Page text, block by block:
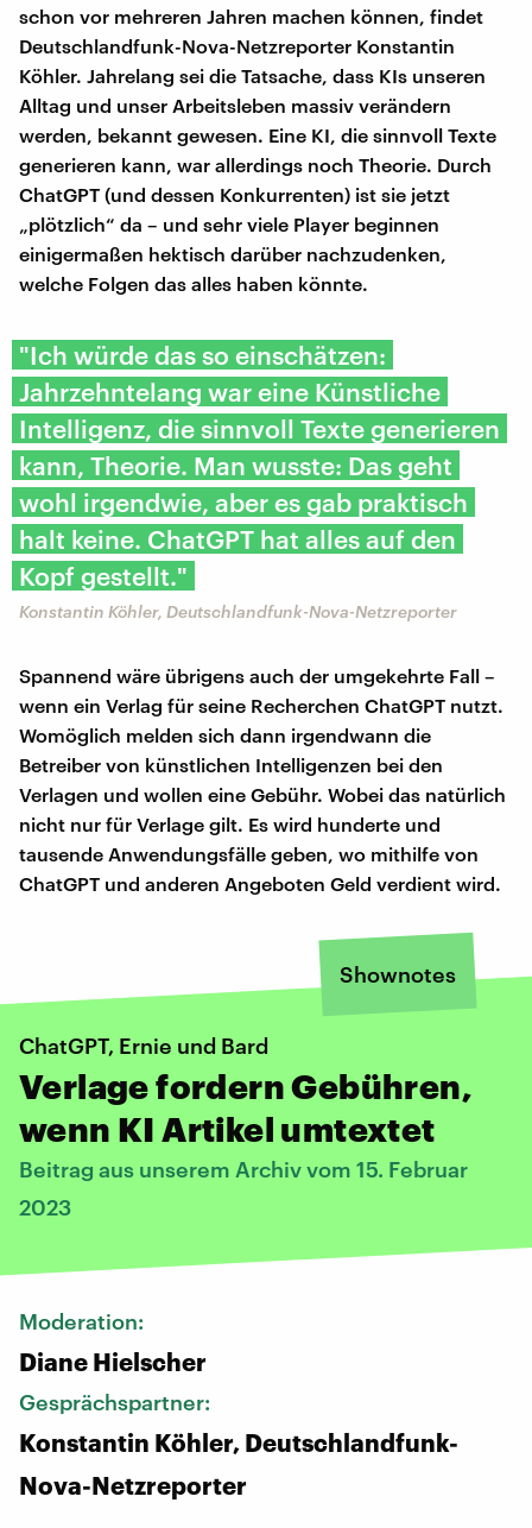
schon vor mehreren Jahren machen können, findet
Deutschlandfunk-Nova-Netzreporter Konstantin
Köhler. Jahrelang sei die Tatsache, dass KIs unseren
Alltag und unser Arbeitsleben massiv verändern
werden, bekannt gewesen. Eine KI, die sinnvoll Texte
generieren kann, war allerdings noch Theorie. Durch
ChatGPT (und dessen Konkurrenten) ist sie jetzt
„plötzlich“ da – und sehr viele Player beginnen
einigermaßen hektisch darüber nachzudenken,
welche Folgen das alles haben könnte.
"Ich würde das so einschätzen:
Jahrzehntelang war eine Künstliche
Intelligenz, die sinnvoll Texte generieren
kann, Theorie. Man wusste: Das geht
wohl irgendwie, aber es gab praktisch
halt keine. ChatGPT hat alles auf den
Kopf gestellt."
Konstantin Köhler, Deutschlandfunk-Nova-Netzreporter
Spannend wäre übrigens auch der umgekehrte Fall –
wenn ein Verlag für seine Recherchen ChatGPT nutzt.
Womöglich melden sich dann irgendwann die
Betreiber von künstlichen Intelligenzen bei den
Verlagen und wollen eine Gebühr. Wobei das natürlich
nicht nur für Verlage gilt. Es wird hunderte und
tausende Anwendungsfälle geben, wo mithilfe von
ChatGPT und anderen Angeboten Geld verdient wird.
Shownotes
ChatGPT, Ernie und Bard
Verlage fordern Gebühren,
wenn KI Artikel umtextet
Beitrag aus unserem Archiv vom 15. Februar
2023
Moderation:
Diane Hielscher
Gesprächspartner:
Konstantin Köhler, Deutschlandfunk-
Nova-Netzreporter